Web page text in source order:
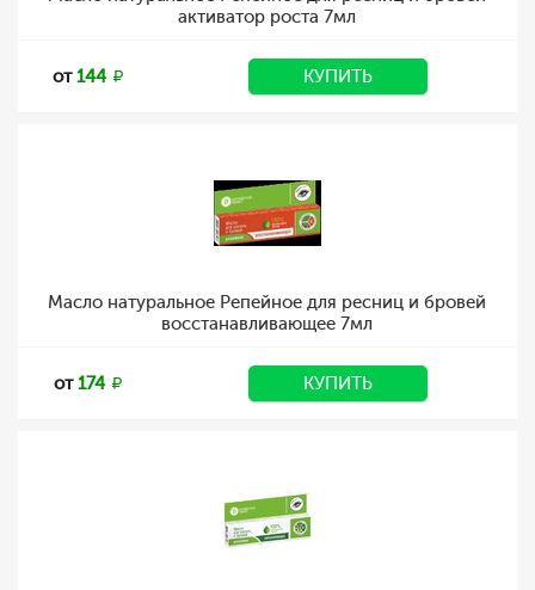
активатор роста 7мл
от144 КУПИТЬ
Масло натуральное Репейное для ресниц и бровей
восстанавливающее 7мл
от174 КУПИТЬ